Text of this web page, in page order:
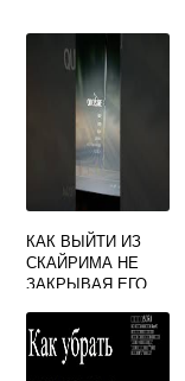
КАК ВЫЙТИ ИЗ
СКАЙРИМА НЕ
ЗАКРЫВАЯ ЕГО